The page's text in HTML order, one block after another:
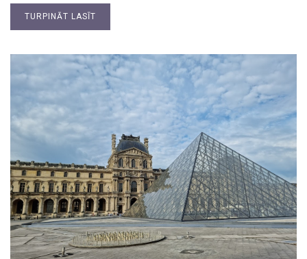
TURPINĀT LASĪT